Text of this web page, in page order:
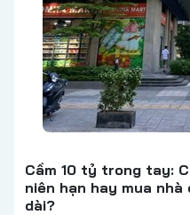
Cầm 10 tỷ trong tay:
niên hạn hay mua
dài?